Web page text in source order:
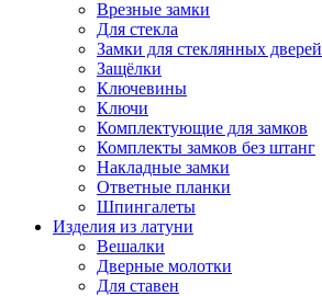
Врезные замки
Для стекла
Замки для стеклянных дверей
Защёлки
Ключевины
Ключи
Комплектующие для замков
Комплекты замков без штанг
Накладные замки
Ответные планки
Шпингалеты
Изделия из латуни
Вешалки
Дверные молотки
Для ставен